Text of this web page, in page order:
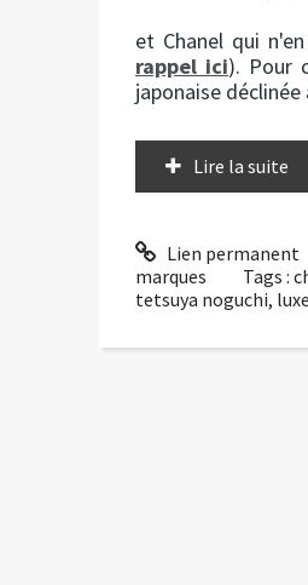
et Chanel qui
rappel ici). Pour
japonaise
Lire la suite
Lien permanent
marques
Tags :
tetsuya noguchi, luxe